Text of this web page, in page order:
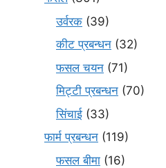
उर्वरक (39)
कीट प्रबन्धन (32)
फसल चयन (71)
मि‌ट्टी प्रबन्धन (70)
सिंचाई (33)
फार्म प्रबन्धन (119)
फसल बीमा (16)